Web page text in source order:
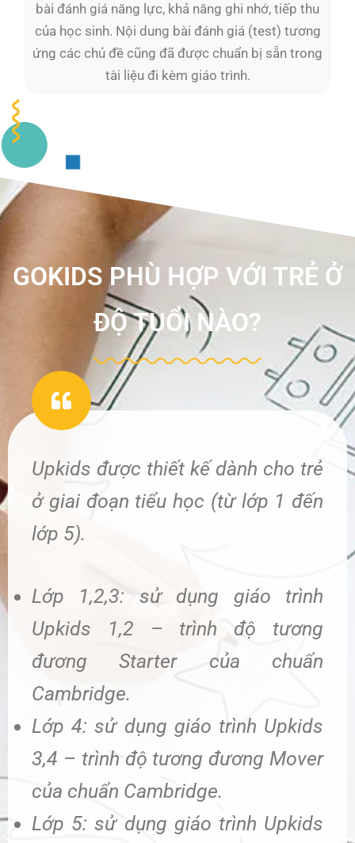
bài đánh giá năng lực, khả năng ghi nhớ, tiếp thu
của học sinh. Nội dung bài đánh giá (test) tương
ứng các chủ đề cũng đã được chuẩn bị sẵn trong
tài liệu đi kèm giáo trình.
GOKIDS PHÙ HỢP VỚI TRẺ Ở
ĐỘ TUỔI NÀO?
Upkids được thiết kế dành cho trẻ
ở giai đoạn tiểu học (từ lớp 1 đến
lớp 5).
Lớp 1,2,3: sử dụng giáo trình
Upkids 1,2 – trình độ tương
đương Starter của chuẩn
Cambridge.
Lớp 4: sử dụng giáo trình Upkids
3,4 – trình độ tương đương Mover
của chuẩn Cambridge.
Lớp 5: sử dụng giáo trình Upkids